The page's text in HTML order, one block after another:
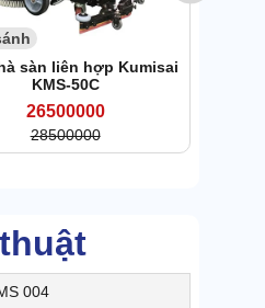
sàn liên hợp Kumisai
KMS-50C
26500000
28500000
004